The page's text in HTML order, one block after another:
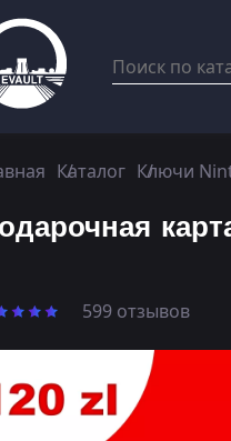
Каталог Ключи
599 отзывов